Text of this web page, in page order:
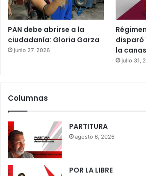
PAN debe abrirse a la
ciudadanía: Gloria Garza
junio 27, 2026
disparó
la
julio 31,
Columnas
PARTITURA
agosto 6, 2026
POR LA LIBRE